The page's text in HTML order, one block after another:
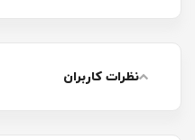
نظرات کاربران